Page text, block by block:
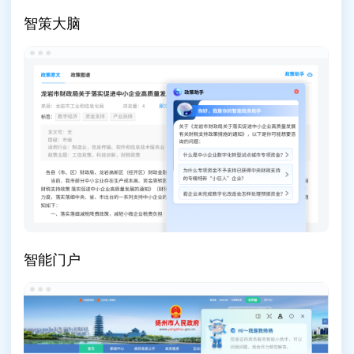
智策大脑
智能门户